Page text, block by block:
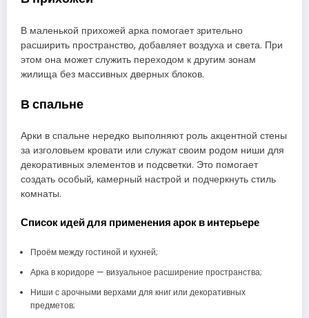
В маленькой прихожей арка помогает зрительно
расширить пространство, добавляет воздуха и света. При
этом она может служить переходом к другим зонам
жилища без массивных дверных блоков.
В спальне
Арки в спальне нередко выполняют роль акцентной стены
за изголовьем кровати или служат своим родом ниши для
декоративных элементов и подсветки. Это помогает
создать особый, камерный настрой и подчеркнуть стиль
комнаты.
Список идей для применения арок в интерьере
Проём между гостиной и кухней;
Арка в коридоре — визуальное расширение пространства;
Ниши с арочными верхами для книг или декоративных
предметов;